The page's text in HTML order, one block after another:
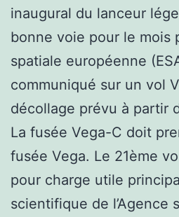
inaugural du lanceur
bonne voie pour le mois
spatiale européenne
communiqué sur un vol
décollage prévu à partir
La fusée Vega-C doit
fusée Vega. Le 21ème
pour charge utile
scientifique de l’Agence